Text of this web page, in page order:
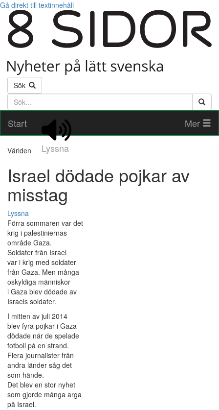
Gå direkt till textinnehåll
Sök
Söktext
Start
Lyssna
Mer
Världen
Israel dödade pojkar av
misstag
Lyssna
Förra sommaren var det
krig i palestiniernas
område Gaza.
Soldater från Israel
var i krig med soldater
från Gaza. Men många
oskyldiga människor
i Gaza blev dödade av
Israels soldater.
I mitten av juli 2014
blev fyra pojkar i Gaza
dödade när de spelade
fotboll på en strand.
Flera journalister från
andra länder såg det
som hände.
Det blev en stor nyhet
som gjorde många arga
på Israel.